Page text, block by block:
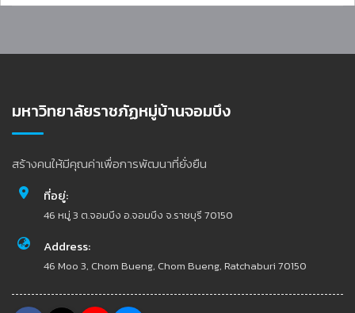
มหาวิทยาลัยราชภัฏหมู่บ้านจอมบึง
สร้างคนให้มีคุณค่าเพื่อการพัฒนาที่ยั่งยืน
ที่อยู่:
46 หมู่ 3 ต.จอมบึง อ.จอมบึง จ.ราชบุรี 70150
Address:
46 Moo 3, Chom Bueng, Chom Bueng, Ratchaburi 70150